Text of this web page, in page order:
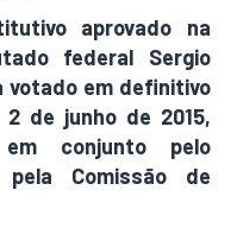
aprovado na
federal Sergio
votado em definitivo
de junho de 2015,
conjunto pelo
Comissão de